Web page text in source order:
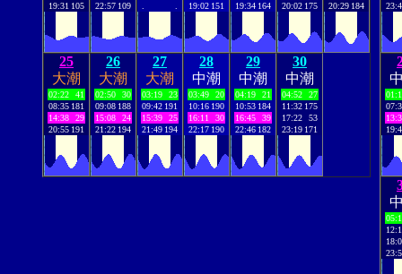
19:31 105
22:57 109
19:02 151
19:34 164
20:02 175
20:29 184
25
大潮
02:22
41
08:35 181
14:38
29
20:55 191
26
大潮
02:50
30
09:08 188
15:08
24
21:22 194
27
大潮
03:19
23
09:42 191
15:39
25
21:49 194
28
中潮
03:49
20
10:16 190
16:11
30
22:17 190
29
中潮
04:19
21
10:53 184
16:45
39
22:46 182
30
中潮
04:52
27
11:32 175
17:22
53
23:19 171